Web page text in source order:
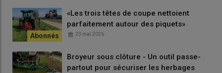
«Les trois têtes de coupe nettoient
parfaitement autour des piquets»
23 mai 2026
Broyeur sous clôture - Un outil passe-
partout pour sécuriser les herbages